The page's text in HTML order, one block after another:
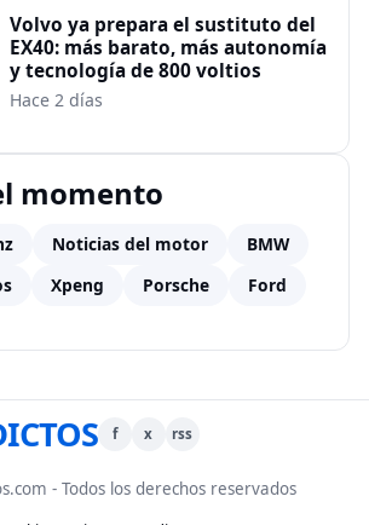
Volvo ya prepara el sustituto del
EX40: más barato, más autonomía
y tecnología de 800 voltios
Hace 2 días
momento
Noticias del motor
BMW
Xpeng Porsche Ford
f x rss
- Todos los derechos reservados